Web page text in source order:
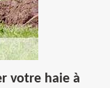
votre haie à